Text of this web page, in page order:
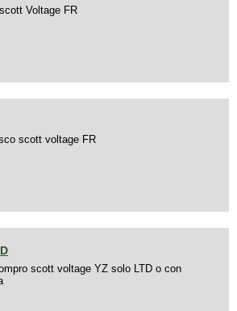
Voltage FR
scott voltage FR
scott voltage YZ solo LTD o con